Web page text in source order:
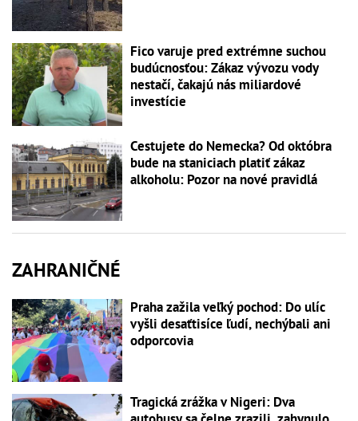
Fico varuje pred extrémne suchou
budúcnosťou: Zákaz vývozu vody
nestačí, čakajú nás miliardové
investície
Cestujete do Nemecka? Od októbra
bude na staniciach platiť zákaz
alkoholu: Pozor na nové pravidlá
ZAHRANIČNÉ
Praha zažila veľký pochod: Do ulíc
vyšli desaťtisíce ľudí, nechýbali ani
odporcovia
Tragická zrážka v Nigeri: Dva